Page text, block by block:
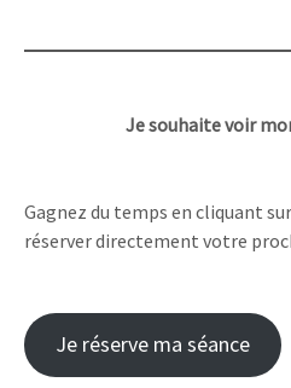
Je souhaite voir
Gagnez du temps en cliquant
réserver directement votre
Je réserve ma séance